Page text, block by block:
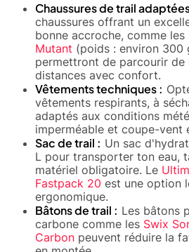
Chaussures de trail
chaussures offrant un
bonne accroche, comme les
Mutant (poids : environ 300
permettront de parcourir de
distances avec confort.
Vêtements techniques :
vêtements respirants, à
adaptés aux conditions
imperméable et coupe-vent
Sac de trail : Un sac
L pour transporter ton eau,
matériel obligatoire. Le
Fastpack 20 est une option
ergonomique.
Bâtons de trail : Les bâtons
carbone comme les Swix
Carbon peuvent réduire la